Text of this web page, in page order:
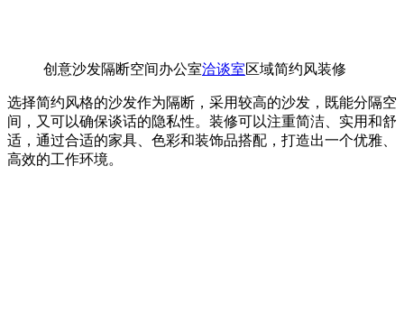
创意沙发隔断空间办公室洽谈室区域简约风装修
选择简约风格的沙发作为隔断，采用较高的沙发，既能分隔空
间，又可以确保谈话的隐私性。装修可以注重简洁、实用和舒
适，通过合适的家具、色彩和装饰品搭配，打造出一个优雅、
高效的工作环境。